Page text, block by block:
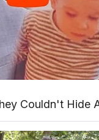
Sporty
Couldn't Hide